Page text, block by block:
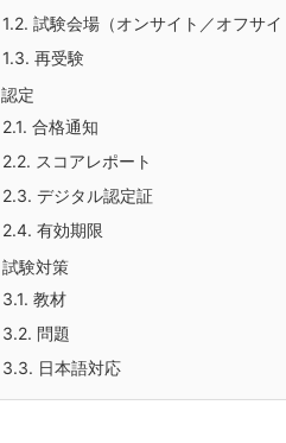
1.2. 試験会場（オンサイト／オフサイ
1.3. 再受験
認定
2.1. 合格通知
2.2. スコアレポート
2.3. デジタル認定証
2.4. 有効期限
試験対策
3.1. 教材
3.2. 問題
3.3. 日本語対応